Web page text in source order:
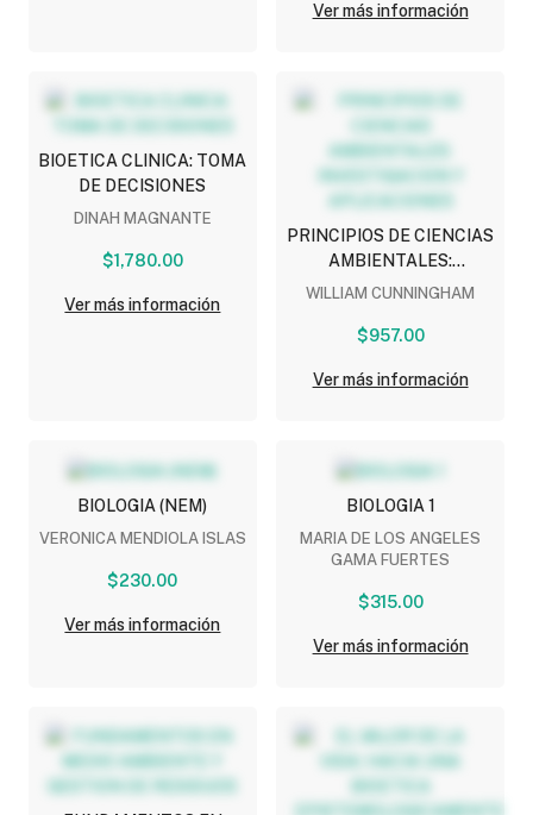
Ver más información
BIOETICA CLINICA: TOMA
DE DECISIONES
DINAH MAGNANTE
$1,780.00
Ver más información
PRINCIPIOS DE CIENCIAS
AMBIENTALES:
INVESTIGACION Y
WILLIAM CUNNINGHAM
$957.00
Ver más información
BIOLOGIA (NEM)
VERONICA MENDIOLA ISLAS
$230.00
Ver más información
BIOLOGIA 1
MARIA DE LOS ANGELES
GAMA FUERTES
$315.00
Ver más información